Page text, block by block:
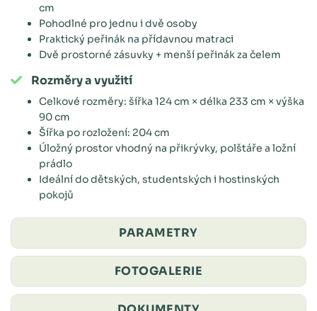
cm
Pohodlné pro jednu i dvě osoby
Praktický peřinák na přídavnou matraci
Dvě prostorné zásuvky + menší peřinák za čelem
Rozměry a využití
Celkové rozměry: šířka 124 cm × délka 233 cm × výška
90 cm
Šířka po rozložení: 204 cm
Úložný prostor vhodný na přikrývky, polštáře a ložní
prádlo
Ideální do dětských, studentských i hostinských
pokojů
PARAMETRY
FOTOGALERIE